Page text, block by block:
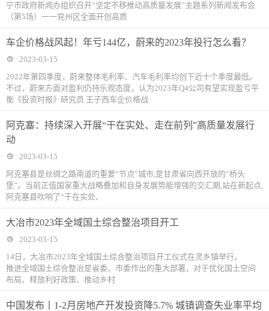
宁市政府新闻办组织召开“坚定不移推动高质量发展”主题系列新闻发布会
（第5场）一一兖州区全面开创高质
车企价格战风起！年亏144亿，蔚来的2023年投行怎么看？
2023-03-15
2022年第四季度，蔚来整体毛利率、汽车毛利率均创下近十个季度最低。
不过，蔚来方面对盈利仍持乐观态度，认为2023年Q4公司有望实现盈亏平
衡《投资时报》研究员 王子西车企价格战
阿克塞：持续深入开展“干在实处、走在前列”高质量发展行
动
2023-03-15
阿克塞县是丝绸之路南道的重要“节点”城市,是甘肃省向西开放的“桥头
堡”。当前正值国家重大战略叠加和自身发展势能增强的交汇期,站在新起点,
阿克塞县吹响了“干在实处、
大冶市2023年全域国土综合整治项目开工
2023-03-15
14日，大冶市2023年全域国土综合整治项目开工仪式在灵乡镇举行。
推进全域国土综合整治是省委、市委作出的重大部署，对于优化国土空间
布局、释放利好政策、推动乡村
中国发布丨1-2月房地产开发投资降5.7% 城镇调查失业率平均